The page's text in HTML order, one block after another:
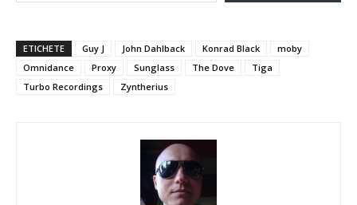
ETICHETE Guy J John Dahlback Konrad Black
moby
Omnidance
Proxy Sunglass The Dove
Tiga
Turbo Recordings
Zyntherius